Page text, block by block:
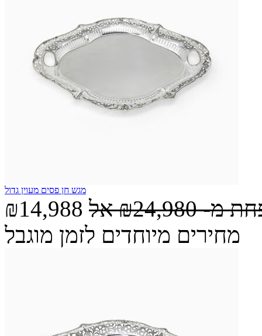
מגש חן פסים מעוין גדול
₪14,988 מ-₪24,980 אל
מחירים מיוחדים לזמן מוגבל